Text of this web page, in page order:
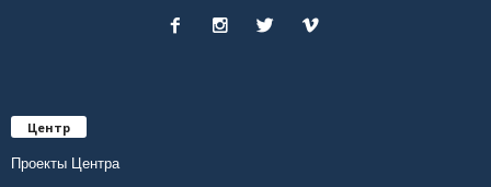
Центр
Проекты Центра